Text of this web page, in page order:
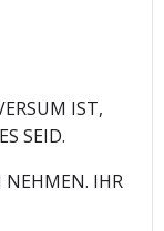
IST,
SEID.
NEHMEN. IHR